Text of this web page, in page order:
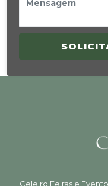
Celeiro Feiras e